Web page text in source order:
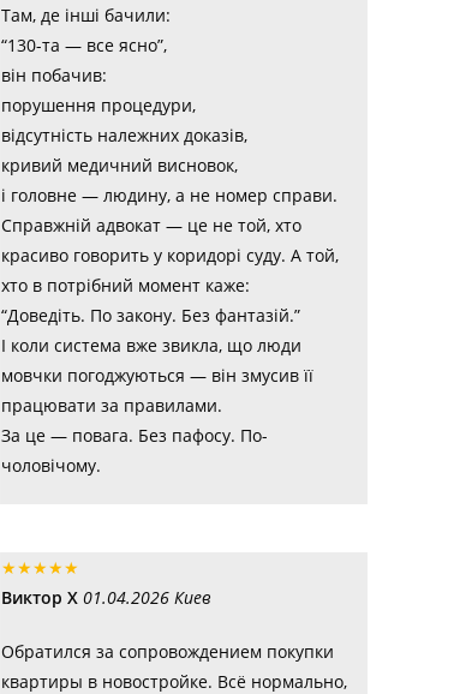
Там, де інші бачили:
“130-та — все ясно”,
він побачив:
порушення процедури,
відсутність належних доказів,
кривий медичний висновок,
і головне — людину, а не номер справи.
Справжній адвокат — це не той, хто
красиво говорить у коридорі суду. А той,
хто в потрібний момент каже:
“Доведіть. По закону. Без фантазій.”
І коли система вже звикла, що люди
мовчки погоджуються — він змусив її
працювати за правилами.
За це — повага. Без пафосу. По-
чоловічому.
★★★★★
Виктор Х 01.04.2026 Киев
Обратился за сопровождением покупки
квартиры в новостройке. Всё нормально,